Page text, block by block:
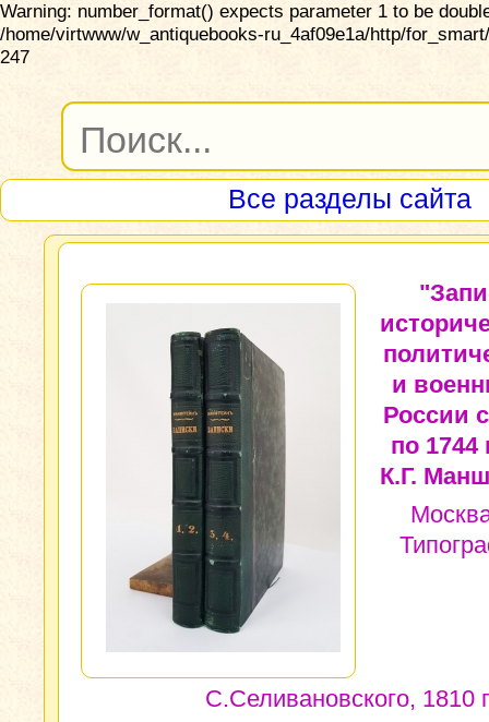
Warning: number_format() expects parameter 1 to be
/home/virtwww/w_antiquebooks-ru_4af09e1a/http/
247
Все разделы сайта
и
России
по 1744
К.Г.
С.Селивановского, 1810